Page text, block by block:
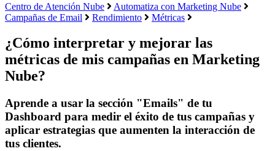
Centro de Atención Nube
Automatiza con Marketing Nube
Campañas de Email
Rendimiento Métricas
¿Cómo interpretar y mejorar las
métricas de mis campañas en Marketing
Nube?
Aprende a usar la sección "Emails" de tu
Dashboard para medir el éxito de tus campañas y
aplicar estrategias que aumenten la interacción de
tus clientes.